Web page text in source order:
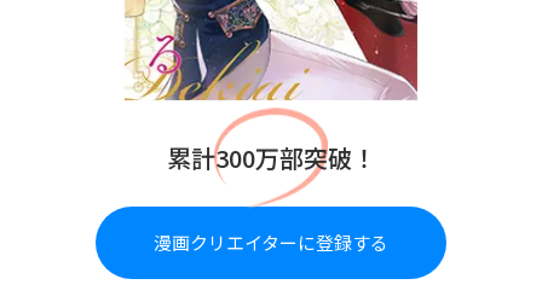
累計300万部突破！
漫画クリエイターに登録する